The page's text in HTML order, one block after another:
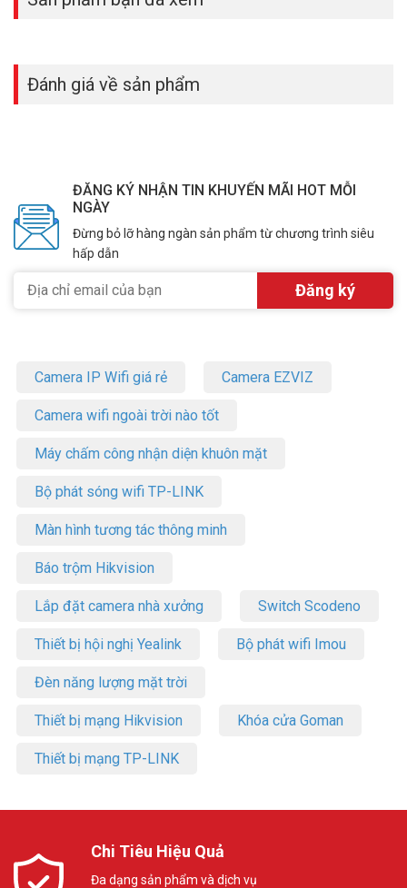
Đánh giá về sản phẩm
ĐĂNG KÝ NHẬN TIN KHUYẾN MÃI HOT MỖI
NGÀY
Đừng bỏ lỡ hàng ngàn sản phẩm từ chương trình siêu
hấp dẫn
Camera IP Wifi giá rẻ Camera EZVIZ
Camera wifi ngoài trời nào tốt
Máy chấm công nhận diện khuôn mặt
Bộ phát sóng wifi TP-LINK
Màn hình tương tác thông minh
Báo trộm Hikvision
Lắp đặt camera nhà xưởng Switch Scodeno
Thiết bị hội nghị Yealink Bộ phát wifi Imou
Đèn năng lượng mặt trời
Thiết bị mạng Hikvision Khóa cửa Goman
Thiết bị mạng TP-LINK
Chi Tiêu Hiệu Quả
Đa dạng sản phẩm và dịch vụ